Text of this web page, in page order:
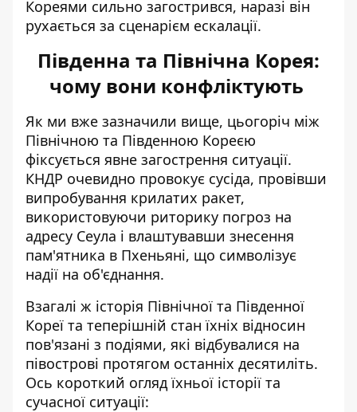
Кореями сильно загострився, наразі він
рухається за сценарієм ескалації.
Південна та Північна Корея:
чому вони конфліктують
Як ми вже зазначили вище, цьогоріч між
Північною та Південною Кореєю
фіксується явне загострення ситуації.
КНДР очевидно провокує сусіда, провівши
випробування крилатих ракет,
використовуючи риторику погроз на
адресу Сеула і влаштувавши знесення
пам'ятника в Пхеньяні, що символізує
надії на об'єднання.
Взагалі ж історія Північної та Південної
Кореї та теперішній стан їхніх відносин
пов'язані з подіями, які відбувалися на
півострові протягом останніх десятиліть.
Ось короткий огляд їхньої історії та
сучасної ситуації: